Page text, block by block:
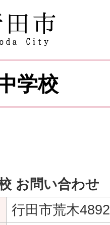
学校
お問い合わせ
行田市荒木4892